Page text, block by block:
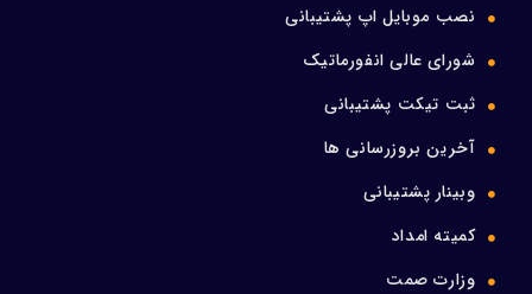
نصب موبایل اپ پشتیبانی
شورای عالی انفورماتیک
ثبت تیکت پشتیبانی
آخرین بروزرسانی ها
وبینار پشتیبانی
کمیته امداد
وزارت صمت